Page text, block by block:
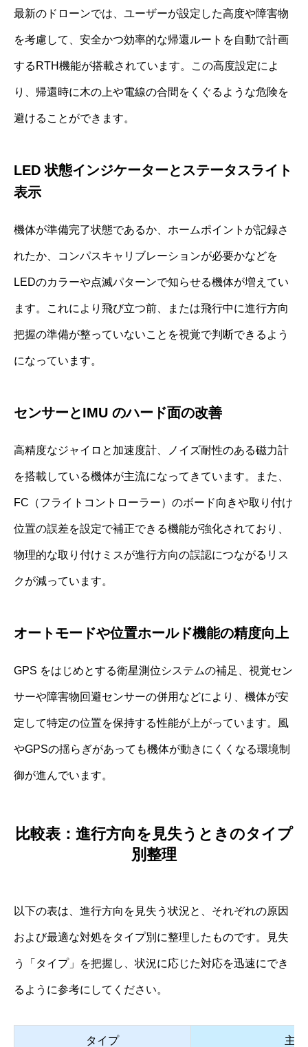
最新のドローンでは、ユーザーが設定した高度や障害物
を考慮して、安全かつ効率的な帰還ルートを自動で計画
するRTH機能が搭載されています。この高度設定によ
り、帰還時に木の上や電線の合間をくぐるような危険を
避けることができます。
LED 状態インジケーターとステータスライト
表示
機体が準備完了状態であるか、ホームポイントが記録さ
れたか、コンパスキャリブレーションが必要かなどを
LEDのカラーや点滅パターンで知らせる機体が増えてい
ます。これにより飛び立つ前、または飛行中に進行方向
把握の準備が整っていないことを視覚で判断できるよう
になっています。
センサーとIMU のハード面の改善
高精度なジャイロと加速度計、ノイズ耐性のある磁力計
を搭載している機体が主流になってきています。また、
FC（フライトコントローラー）のボード向きや取り付け
位置の誤差を設定で補正できる機能が強化されており、
物理的な取り付けミスが進行方向の誤認につながるリス
クが減っています。
オートモードや位置ホールド機能の精度向上
GPS をはじめとする衛星測位システムの補足、視覚セン
サーや障害物回避センサーの併用などにより、機体が安
定して特定の位置を保持する性能が上がっています。風
やGPSの揺らぎがあっても機体が動きにくくなる環境制
御が進んでいます。
比較表：進行方向を見失うときのタイプ
別整理
以下の表は、進行方向を見失う状況と、それぞれの原因
および最適な対処をタイプ別に整理したものです。見失
う「タイプ」を把握し、状況に応じた対応を迅速にでき
るように参考にしてください。
タイプ 主